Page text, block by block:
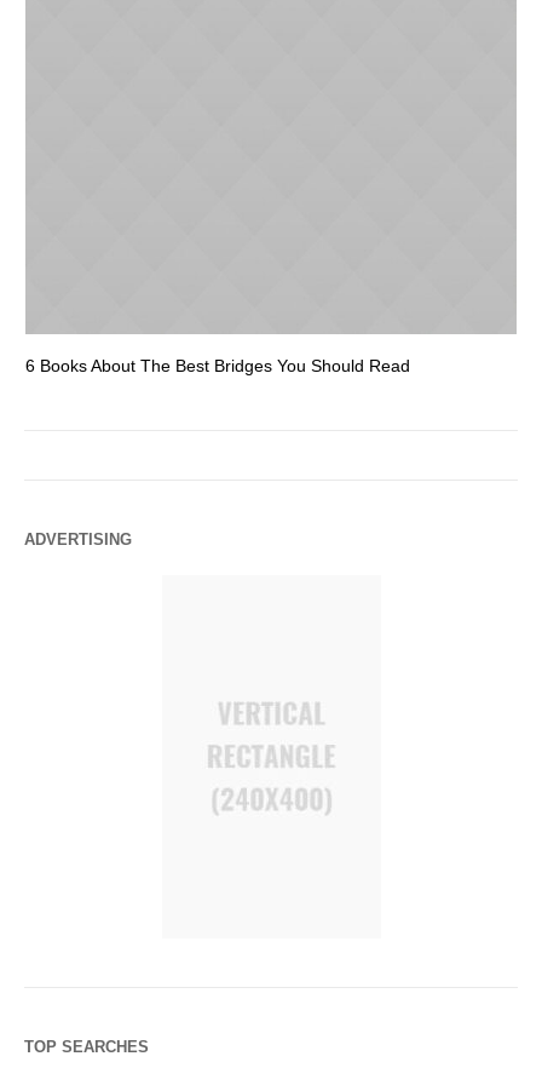
6 Books About The Best Bridges You Should Read
ADVERTISING
TOP SEARCHES